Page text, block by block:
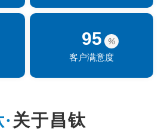
95
%
客户满意度
关于昌钛